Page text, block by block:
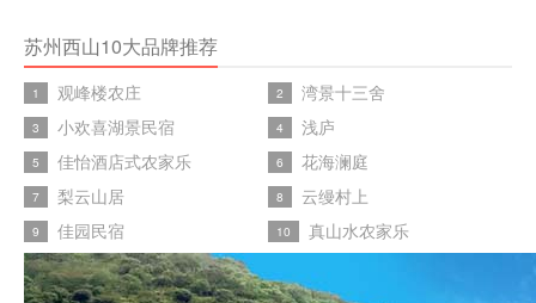
苏州西山10大品牌推荐
1 观峰楼农庄 2 湾景十三舍
3 小欢喜湖景民宿 4 浅庐
5 佳怡酒店式农家乐 6 花海澜庭
7 梨云山居 8 云缦村上
9 佳园民宿 10 真山水农家乐